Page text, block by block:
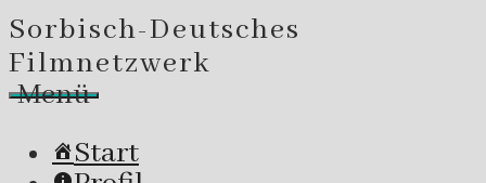
Sorbisch-Deutsches
Filmnetzwerk
Menü
Start